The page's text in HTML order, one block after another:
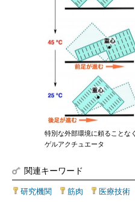
特別な外部環境に頼ることな
ゲルアクチュエータ
関連キーワード
研究機関 筋肉 医療技術